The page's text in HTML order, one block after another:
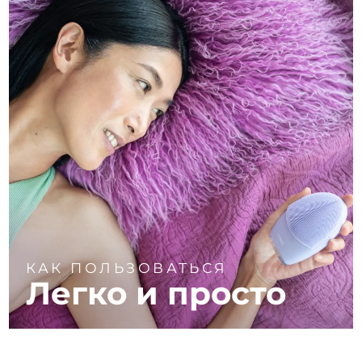
КАК ПОЛЬЗОВАТЬСЯ
Легко и просто